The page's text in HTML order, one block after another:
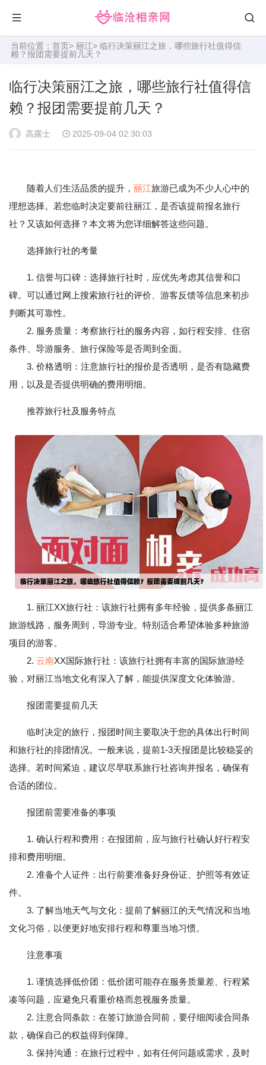
当前位置： 首页> 丽江> 临行决策丽江之旅，哪些旅行社值得信
赖？报团需要提前几天？
临行决策丽江之旅，哪些旅行社值得信
赖？报团需要提前几天？
高露士 2025-09-04 02:30:03
随着人们生活品质的提升， 丽江旅游已成为不少人心中的
理想选择。若您临时决定要前往丽江，是否该提前报名旅行
社？又该如何选择？本文将为您详细解答这些问题。
选择旅行社的考量
1. 信誉与口碑：选择旅行社时，应优先考虑其信誉和口
碑。可以通过网上搜索旅行社的评价、游客反馈等信息来初步
判断其可靠性。
2. 服务质量：考察旅行社的服务内容，如行程安排、住宿
条件、导游服务、旅行保险等是否周到全面。
3. 价格透明：注意旅行社的报价是否透明，是否有隐藏费
用，以及是否提供明确的费用明细。
推荐旅行社及服务特点
1. 丽江XX旅行社：该旅行社拥有多年经验，提供多条丽江
旅游线路，服务周到，导游专业。特别适合希望体验多种旅游
项目的游客。
2. 云南XX国际旅行社：该旅行社拥有丰富的国际旅游经
验，对丽江当地文化有深入了解，能提供深度文化体验游。
报团需要提前几天
临时决定的旅行，报团时间主要取决于您的具体出行时间
和旅行社的排团情况。一般来说，提前1-3天报团是比较稳妥的
选择。若时间紧迫，建议尽早联系旅行社咨询并报名，确保有
合适的团位。
报团前需要准备的事项
1. 确认行程和费用：在报团前，应与旅行社确认好行程安
排和费用明细。
2. 准备个人证件：出行前要准备好身份证、护照等有效证
件。
3. 了解当地天气与文化：提前了解丽江的天气情况和当地
文化习俗，以便更好地安排行程和尊重当地习惯。
注意事项
1. 谨慎选择低价团：低价团可能存在服务质量差、行程紧
凑等问题，应避免只看重价格而忽视服务质量。
2. 注意合同条款：在签订旅游合同前，要仔细阅读合同条
款，确保自己的权益得到保障。
3. 保持沟通：在旅行过程中，如有任何问题或需求，及时